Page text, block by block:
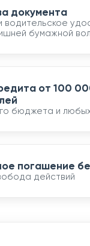
документа
водительское
бумажной
от 100
бюджета и
погашение
действий